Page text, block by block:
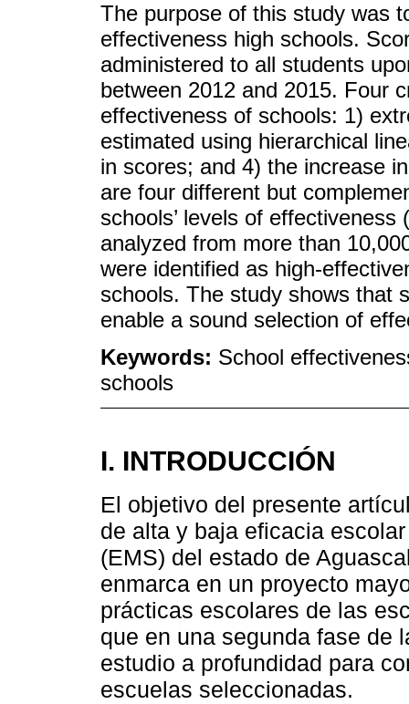
The purpose of this study was
effectiveness high schools.
administered to all students
between 2012 and 2015. Four
effectiveness of schools: 1)
estimated using hierarchical
in scores; and 4) the increase
are four different but
schools’ levels of
analyzed from more than
were identified as high-
schools. The study shows that
enable a sound selection of
Keywords: School
schools
I. INTRODUCCIÓN
El objetivo del presente
de alta y baja eficacia
(EMS) del estado de
enmarca en un proyecto
prácticas escolares de las
que en una segunda fase de
estudio a profundidad para
escuelas seleccionadas.